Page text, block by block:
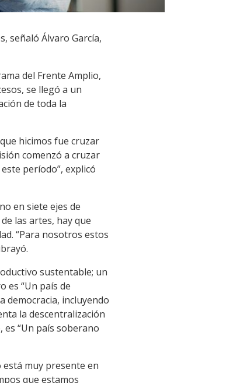
señaló Álvaro García,
del Frente Amplio,
se llegó a un
de toda la
hicimos fue cruzar
comenzó a cruzar
período”, explicó
en siete ejes de
las artes, hay que
“Para nosotros estos
sustentable; un
es “Un país de
democracia, incluyendo
la descentralización
“Un país soberano
muy presente en
que estamos